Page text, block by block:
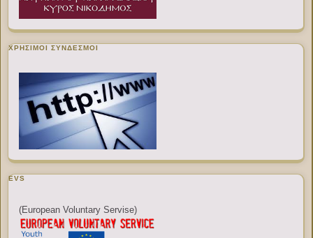
ΧΡΉΣΙΜΟΙ ΣΎΝΔΕΣΜΟΙ
EVS
(European Voluntary Servise)